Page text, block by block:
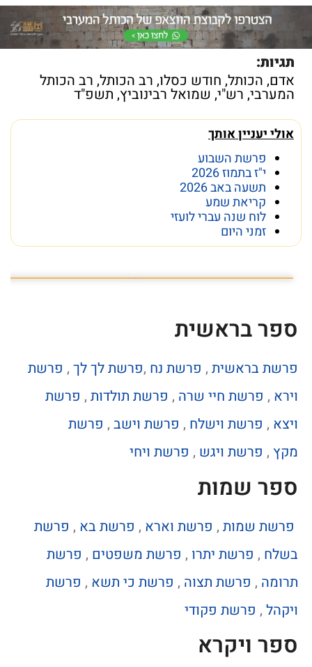
תגיות:
אדם, הכותל, חודש כסלו, רב הכותל, רב הכותל
המערבי, רש"י, שמואל רבינוביץ, תשפ"ד
אולי יעניין אותך
פרשת השבוע
י"ז בתמוז 2026
תשעה באב 2026
קריאת שמע
לוח שנה עברי לועזי
זמני היום
ספר בראשית
פרשת בראשית , פרשת נח ,פרשת לך לך , פרשת
וירא , פרשת חיי שרה , פרשת תולדות , פרשת
ויצא , פרשת וישלח , פרשת וישב , פרשת
מקץ , פרשת ויגש , פרשת ויחי
ספר שמות
פרשת שמות , פרשת וארא , פרשת בא , פרשת
בשלח , פרשת יתרו , פרשת משפטים , פרשת
תרומה , פרשת תצוה , פרשת כי תשא , פרשת
ויקהל , פרשת פקודי
ספר ויקרא